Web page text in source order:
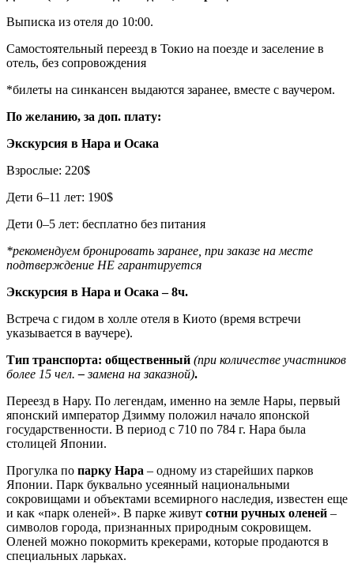
Выписка из отеля до 10:00.
Самостоятельный переезд в Токио на поезде и заселение в
отель, без сопровождения
*билеты на синкансен выдаются заранее, вместе с ваучером.
По желанию, за доп. плату:
Экскурсия в Нара и Осака
Взрослые: 220$
Дети 6–11 лет: 190$
Дети 0–5 лет: бесплатно без питания
*рекомендуем бронировать заранее, при заказе на месте
подтверждение НЕ гарантируется
Экскурсия в Нара и Осака – 8ч.
Встреча с гидом в холле отеля в Киото (время встречи
указывается в ваучере).
Тип транспорта: общественный (при количестве участников
более 15 чел.–замена на заказной).
Переезд в Нару. По легендам, именно на земле Нары, первый
японский император Дзимму положил начало японской
государственности. В период с 710 по 784 г. Нара была
столицей Японии.
Прогулка по парку Нара – одному из старейших парков
Японии. Парк буквально усеянный национальными
сокровищами и объектами всемирного наследия, известен еще
и как «парк оленей». В парке живут сотни ручных оленей –
символов города, признанных природным сокровищем.
Оленей можно покормить крекерами, которые продаются в
специальных ларьках.